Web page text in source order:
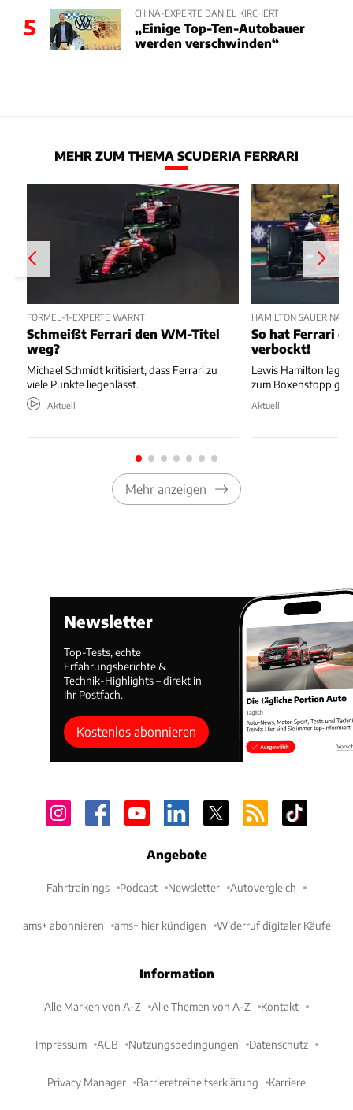
5
CHINA-EXPERTE DANIEL KIRCHERT
„Einige Top-Ten-Autobauer
werden verschwinden“
MEHR ZUM THEMA SCUDERIA FERRARI
FORMEL-1-EXPERTE WARNT
Schmeißt Ferrari den WM-Titel
weg?
Michael Schmidt kritisiert, dass Ferrari zu
viele Punkte liegenlässt.
Aktuell
HAMILTON SAUER
So hat Ferrari
verbockt!
Lewis Hamilton lag
zum Boxenstopp
Aktuell
Mehr anzeigen
Newsletter
Top-Tests, echte
Erfahrungsberichte &
Technik-Highlights – direkt in
Ihr Postfach.
Kostenlos abonnieren
Angebote
Fahrtrainings Podcast Newsletter Autovergleich
ams+ abonnieren ams+ hier kündigen Widerruf digitaler Käufe
Information
Alle Marken von A-Z Alle Themen von A-Z Kontakt
Impressum AGB Nutzungsbedingungen Datenschutz
Privacy Manager Barrierefreiheitserklärung Karriere